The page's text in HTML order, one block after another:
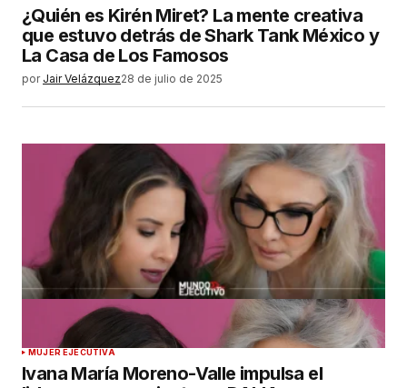
¿Quién es Kirén Miret? La mente creativa
que estuvo detrás de Shark Tank México y
La Casa de Los Famosos
por Jair Velázquez28 de julio de 2025
MUJER EJECUTIVA
Ivana María Moreno-Valle impulsa el